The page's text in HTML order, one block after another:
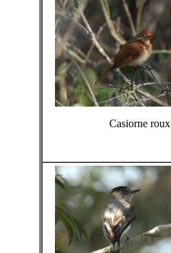
Casiorne roux